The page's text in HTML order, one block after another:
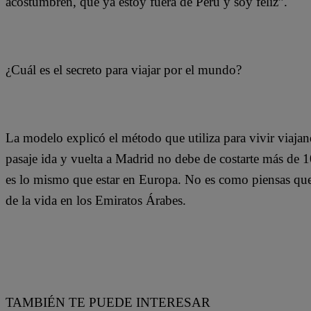
¿Cuál es el secreto para viajar por el mundo?
La modelo explicó el método que utiliza para vivir
pasaje ida y vuelta a Madrid no debe de costarte más
es lo mismo que estar en Europa. No es como piensas
de la vida en los Emiratos Árabes.
TAMBIÉN TE PUEDE INTERESAR